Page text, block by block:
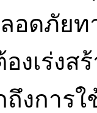
อดภัยท
งเร่ง
ถึงการ